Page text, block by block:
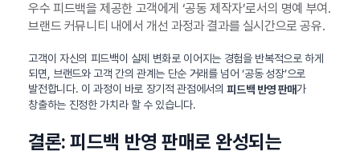
우수 피드백을 제공한 고객에게 ‘공동 제작자’로서의 명예 부여.
브랜드 커뮤니티 내에서 개선 과정과 결과를 실시간으로 공유.
고객이 자신의 피드백이 실제 변화로 이어지는 경험을 반복적으로 하게
되면, 브랜드와 고객 간의 관계는 단순 거래를 넘어 ‘공동 성장’으로
발전합니다. 이 과정이 바로 장기적 관점에서의피드백 반영 판매가
창출하는 진정한 가치라 할 수 있습니다.
결론: 피드백 반영 판매로 완성되는